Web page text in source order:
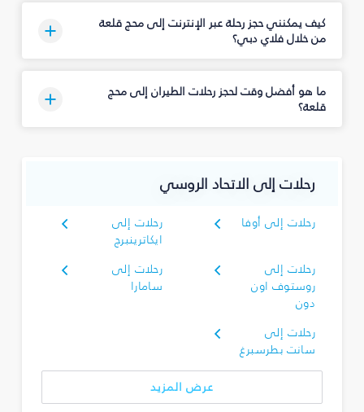
كيف يمكنني حجز رحلة عبر الإنترنت إلى محج قلعة
من خلال فلاي دبي؟
ما هو أفضل وقت لحجز رحلات الطيران إلى محج
قلعة؟
رحلات إلى الاتحاد الروسي
رحلات إلى أوفا
رحلات إلى
ايكاترينبرج
رحلات إلى
روستوف اون
دون
رحلات إلى
سامارا
رحلات إلى
سانت بطرسبرغ
عرض المزيد